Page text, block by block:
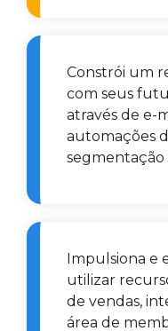
Constrói um
com seus
através de e-
automações
segmentação
Impulsiona e
utilizar
de vendas,
área de